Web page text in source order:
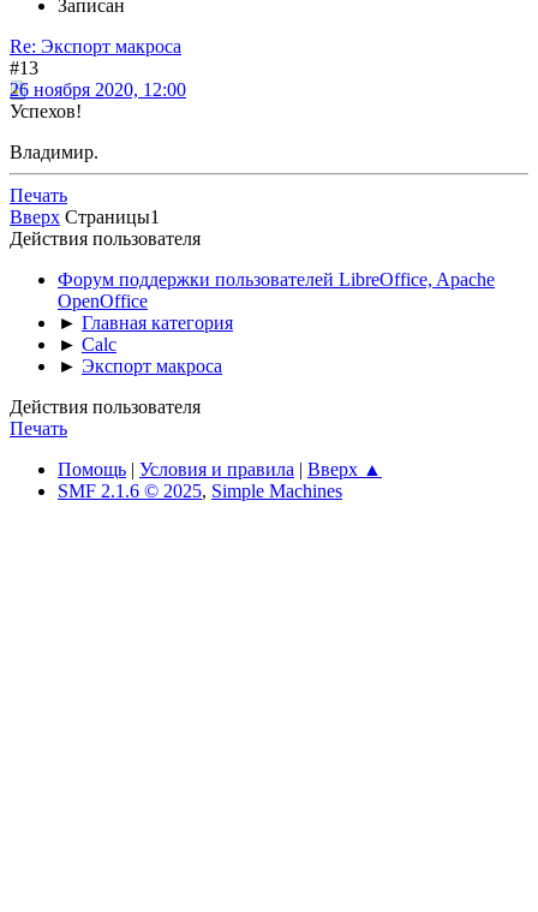
Записан
Re: Экспорт макроса
#13
26 ноября 2020, 12:00
Успехов!
Владимир.
Печать
Вверх Страницы1
Действия пользователя
Форум поддержки пользователей LibreOffice, Apache
OpenOffice
► Главная категория
► Calc
► Экспорт макроса
Действия пользователя
Печать
Помощь | Условия и правила | Вверх ▲
SMF 2.1.6 © 2025, Simple Machines